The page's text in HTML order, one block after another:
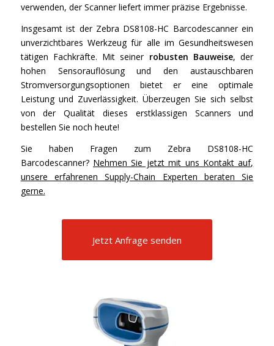
verwenden, der Scanner liefert immer präzise Ergebnisse.
Insgesamt ist der Zebra DS8108-HC Barcodescanner ein
unverzichtbares Werkzeug für alle im Gesundheitswesen
tätigen Fachkräfte. Mit seiner robusten Bauweise, der
hohen Sensorauflösung und den austauschbaren
Stromversorgungsoptionen bietet er eine optimale
Leistung und Zuverlässigkeit. Überzeugen Sie sich selbst
von der Qualität dieses erstklassigen Scanners und
bestellen Sie noch heute!
Sie haben Fragen zum Zebra DS8108-HC
Barcodescanner? Nehmen Sie jetzt mit uns Kontakt auf,
unsere erfahrenen Supply-Chain Experten beraten Sie
gerne.
Jetzt Anfrage senden